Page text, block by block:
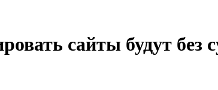
сайты будут без